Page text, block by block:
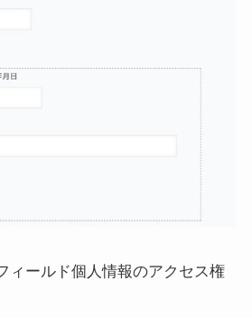
ィールド個人情報のアクセス権